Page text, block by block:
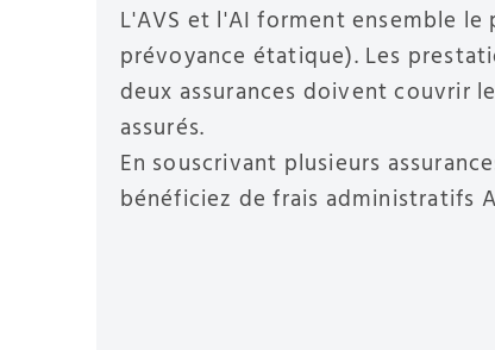
L'AVS et l'AI forment ensemble
prévoyance étatique). Les
deux assurances doivent couvrir
assurés.
En souscrivant plusieurs
bénéficiez de frais administratifs